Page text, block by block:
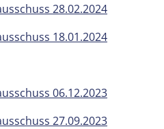
28.02.2024
18.01.2024
06.12.2023
27.09.2023